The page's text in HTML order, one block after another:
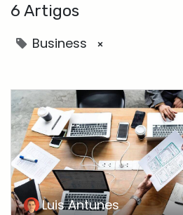
6 Artigos
Business ×
Luis Antunes